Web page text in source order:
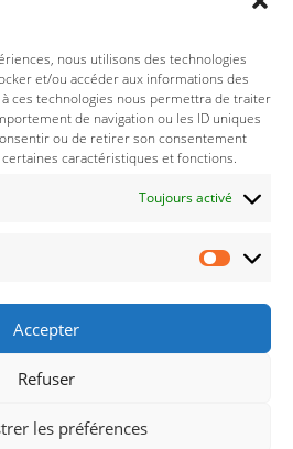
nous utilisons des technologies
et/ou accéder aux informations des
ces technologies nous permettra de traiter
de navigation ou les ID uniques
ou de retirer son consentement
caractéristiques et fonctions.
Toujours activé
Accepter
Refuser
les préférences
(UE)
: